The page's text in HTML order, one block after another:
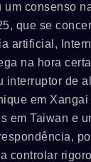
consenso
que se
artificial,
na hora
de
em Xangai
em Taiwan e
controlar